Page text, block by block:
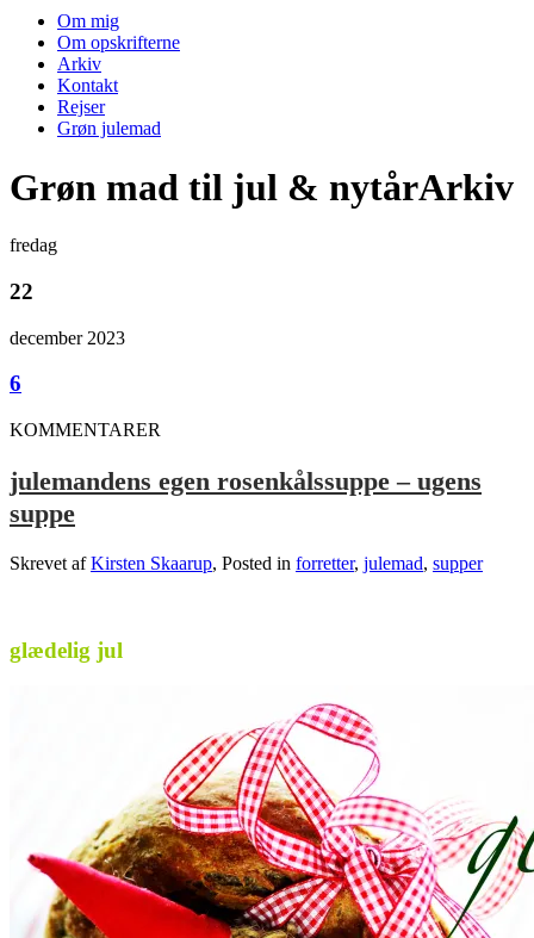
Om mig
Om opskrifterne
Arkiv
Kontakt
Rejser
Grøn julemad
Grøn mad til jul & nytårArkiv
fredag
22
december 2023
6
KOMMENTARER
julemandens egen rosenkålssuppe – ugens
suppe
Skrevet afKirsten Skaarup, Posted in forretter, julemad, supper
glædelig jul